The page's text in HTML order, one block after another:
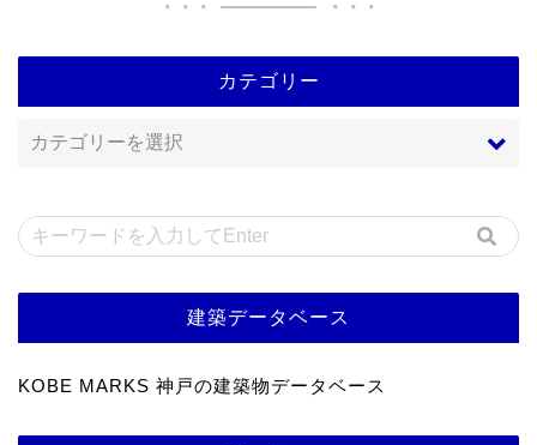
カテゴリー
建築データベース
KOBE MARKS 神戸の建築物データベース